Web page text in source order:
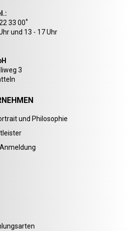
33 00*
und 13 - 17 Uhr
3
und Philosophie